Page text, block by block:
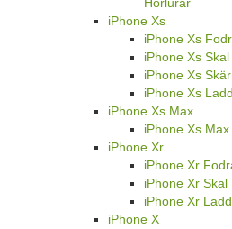
Hörlurar
iPhone Xs
iPhone Xs
iPhone Xs Skal
iPhone Xs
iPhone Xs
iPhone Xs Max
iPhone Xs
iPhone Xr
iPhone Xr
iPhone Xr Skal
iPhone Xr
iPhone X